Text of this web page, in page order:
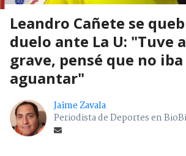
Leandro Cañete se
duelo ante La U: "Tuve
grave, pensé que no iba
aguantar"
Jaime Zavala
Periodista de Deportes en